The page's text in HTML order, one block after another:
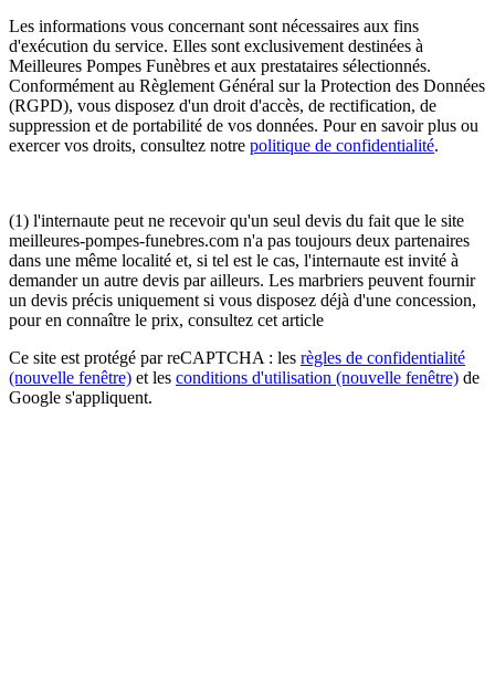
Les informations vous concernant sont nécessaires aux fins
d'exécution du service. Elles sont exclusivement destinées à
Meilleures Pompes Funèbres et aux prestataires sélectionnés.
Conformément au Règlement Général sur la Protection des Données
(RGPD), vous disposez d'un droit d'accès, de rectification, de
suppression et de portabilité de vos données. Pour en savoir plus ou
exercer vos droits, consultez notre politique de confidentialité.
(1) l'internaute peut ne recevoir qu'un seul devis du fait que le site
meilleures-pompes-funebres.com n'a pas toujours deux partenaires
dans une même localité et, si tel est le cas, l'internaute est invité à
demander un autre devis par ailleurs. Les marbriers peuvent fournir
un devis précis uniquement si vous disposez déjà d'une concession,
pour en connaître le prix, consultez cet article
Ce site est protégé par reCAPTCHA : les règles de confidentialité
(nouvelle fenêtre) et les conditions d'utilisation (nouvelle fenêtre) de
Google s'appliquent.